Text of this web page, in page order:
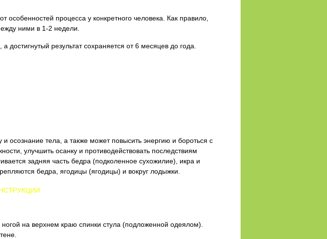
особенностей процесса у конкретного человека. Как правило,
ними в 1-2 недели.
результат сохраняется от 6 месяцев до года.
осознание тела, а также может повысить энергию и бороться с
улучшить осанку и противодействовать последствиям
задняя часть бедра (подколенное сухожилие), икра и
бедра, ягодицы (ягодицы) и вокруг лодыжки.
на верхнем краю спинки стула (подложенной одеялом).